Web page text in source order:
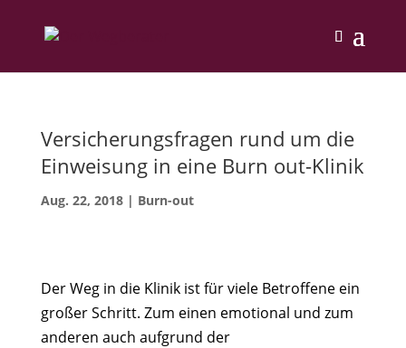
Versicherungsfragen rund um die
Einweisung in eine Burn out-Klinik
Aug. 22, 2018| Burn-out
Der Weg in die Klinik ist für viele Betroffene ein
großer Schritt. Zum einen emotional und zum
anderen auch aufgrund der